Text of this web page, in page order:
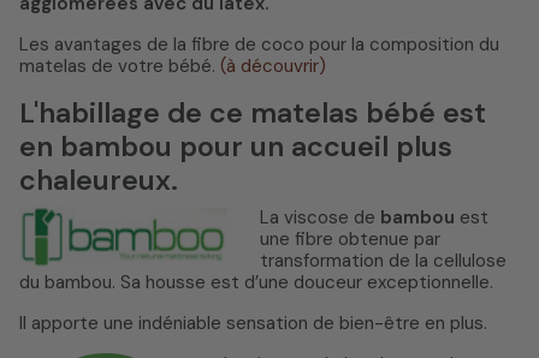
Les avantages de la fibre de coco pour la composition du
matelas de votre bébé. (à découvrir)
L'habillage de ce matelas bébé est
en bambou pour un accueil plus
chaleureux.
La viscose de bambou est
une fibre obtenue par
transformation de la cellulose
du bambou. Sa housse est d’une douceur exceptionnelle.
Il apporte une indéniable sensation de bien-être en plus.